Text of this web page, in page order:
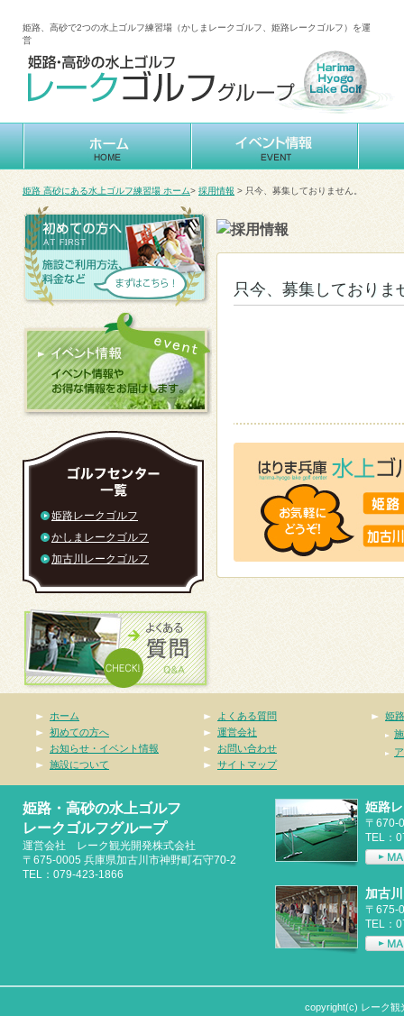
姫路、高砂で2つの水上ゴルフ練習場（かしまレークゴルフ、姫路レークゴルフ）を運
営
姫路 高砂にある水上ゴルフ練習場 ホーム> 採用情報 > 只今、募集しておりません。
只今、募集しておりま
姫路レークゴルフ
かしまレークゴルフ
加古川レークゴルフ
ホーム
初めての方へ
お知らせ・イベント情報
施設について
よくある質問
運営会社
お問い合わせ
サイトマップ
姫
姫路・高砂の水上ゴルフ
レークゴルフグループ
運営会社 レーク観光開発株式会社
〒675-0005 兵庫県加古川市神野町石守70-2
TEL：079-423-1866
姫路
〒670-
TEL：
加古
〒675-
TEL：
copyright(c) レーク観